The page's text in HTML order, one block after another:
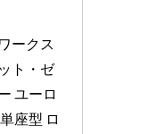
ークス
ト・ゼ
ユーロ
座型 ロ